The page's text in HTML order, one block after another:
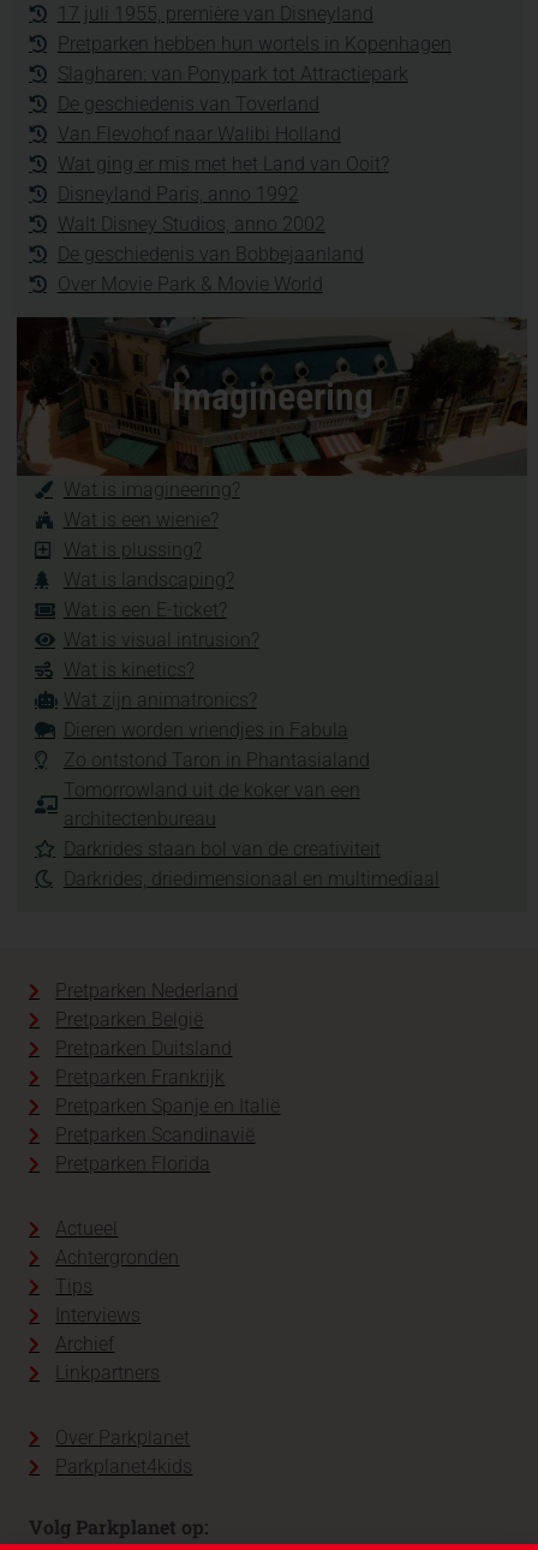
17 juli 1955, première van Disneyland
Pretparken hebben hun wortels in Kopenhagen
Slagharen: van Ponypark tot Attractiepark
De geschiedenis van Toverland
Van Flevohof naar Walibi Holland
Wat ging er mis met het Land van Ooit?
Disneyland Paris, anno 1992
Walt Disney Studios, anno 2002
De geschiedenis van Bobbejaanland
Over Movie Park & Movie World
Imagineering
Wat is imagineering?
Wat is een wienie?
Wat is plussing?
Wat is landscaping?
Wat is een E-ticket?
Wat is visual intrusion?
Wat is kinetics?
Wat zijn animatronics?
Dieren worden vriendjes in Fabula
Zo ontstond Taron in Phantasialand
Tomorrowland uit de koker van een
architectenbureau
Darkrides staan bol van de creativiteit
Darkrides, driedimensionaal en multimediaal
Pretparken Nederland
Pretparken België
Pretparken Duitsland
Pretparken Frankrijk
Pretparken Spanje en Italië
Pretparken Scandinavië
Pretparken Florida
Actueel
Achtergronden
Tips
Interviews
Archief
Linkpartners
Over Parkplanet
Parkplanet4kids
Volg Parkplanet op: